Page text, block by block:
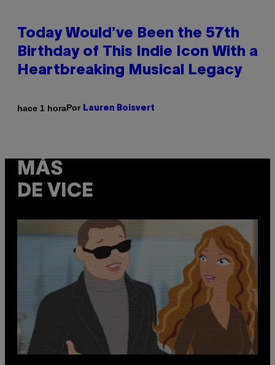
Today Would’ve Been the 57th
Birthday of This Indie Icon With a
Heartbreaking Musical Legacy
hace 1 horaPor Lauren Boisvert
MÁS
DE VICE